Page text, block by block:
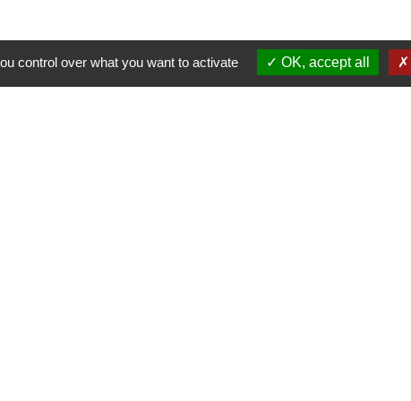
control over what you want to activate OK, accept all